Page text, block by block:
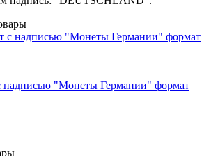
надписью "Монеты Германии" формат